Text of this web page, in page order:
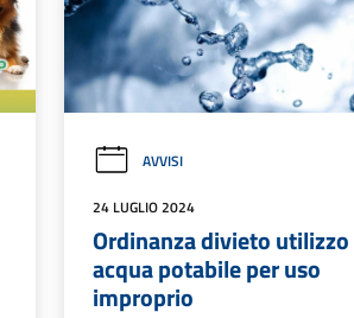
AVVISI
24 LUGLIO 2024
Ordinanza divieto utilizzo
acqua potabile per uso
improprio